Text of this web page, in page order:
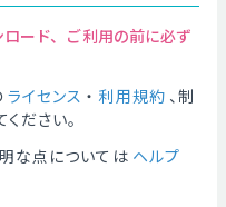
ード、ご利用の前に必ず
ライセンス ・ 利用規約 、制
ださい。
な点については ヘルプ